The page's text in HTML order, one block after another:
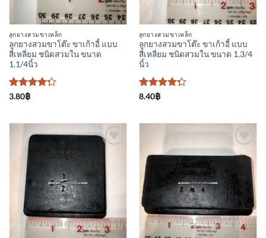
ลูกยางสวมขาเหล็ก
ลูกยางสวมขาโต๊ะ ขาเก้าอี้ แบบ
สี่เหลี่ยม ชนิดสวมใน ขนาด
1.1/4นิ้ว
ให้
ตั้งแต่ 1-5
คะแนน
3.80฿
ลูกยางสวมขาเหล็ก
ลูกยางสวมขาโต๊ะ ขาเก้าอี้ แบบ
สี่เหลี่ยม ชนิดสวมใน ขนาด 1.3/4
นิ้ว
ให้
ตั้งแต่ 1-5
8.40฿